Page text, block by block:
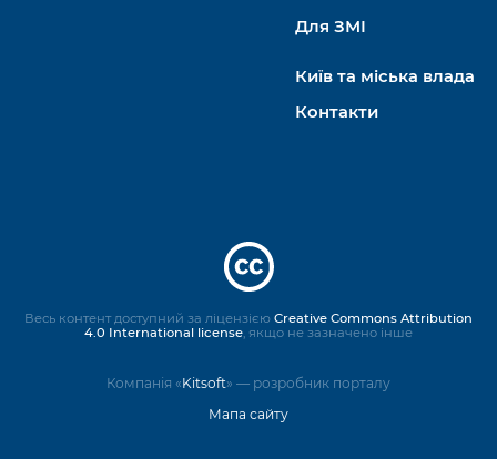
Для ЗМІ
Київ та міська влада
Контакти
Компанія «Kitsoft» — розробник порталу
Мапа сайту
Весь контент доступний за ліцензією Creative Commons Attribution
4.0 International license, якщо не зазначено інше